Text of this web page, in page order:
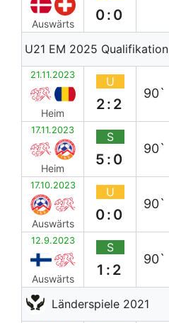
Auswärts
0:0
U21 EM 2025 Qualifikation
21.11.2023
Heim
U
2:2
90`
17.11.2023
Heim
S
5:0
90`
17.10.2023
Auswärts
U
0:0
90`
12.9.2023
Auswärts
S
1:2
90`
Länderspiele 2021